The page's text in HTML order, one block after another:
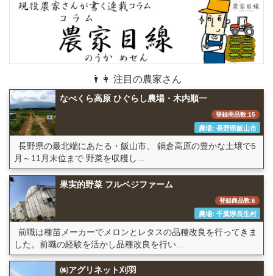
👨👩 注目の農家さん
なべくら高原 ひぐらし農場・木内順一
登録商品数:15
農場: 長野県飯山市
長野県の最北端にあたる・飯山市、 鍋倉高原の豊かな土壌で5
月～11月末位まで 野菜を収穫し...
果実的野菜 フルベジファーム
登録商品数:6
農場: 千葉県長生村
前職は種苗メーカーでメロンとレタスの品種改良を行ってきま
した。前職の経験を活かし品種改良を行い...
㈱アグリネット刈羽